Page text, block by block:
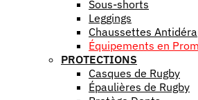
Sous-shorts
Leggings
Chaussettes
Équipements en
PROTECTIONS
Casques de Rugby
Épaulières de Rugby